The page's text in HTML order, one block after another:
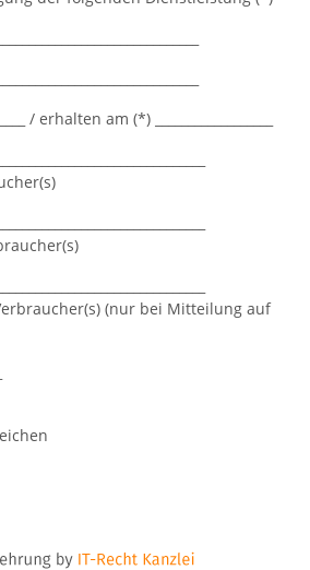
/ erhalten am (*) __________________
(nur bei Mitteilung auf